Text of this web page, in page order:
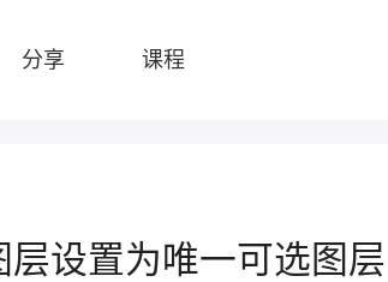
分享 课程
层设置为唯一可选图层